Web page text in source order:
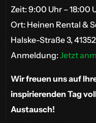
Zeit: 9:00 Uhr – 18:00
Ort: Heinen Rental &
Halske-Straße 3,
Anmeldung:Jetzt
Wir freuen uns auf
inspirierenden Tag
Austausch!